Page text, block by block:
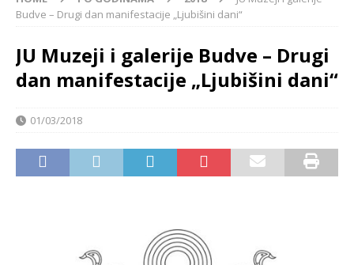
Budve – Drugi dan manifestacije „Ljubišini dani“
JU Muzeji i galerije Budve – Drugi
dan manifestacije „Ljubišini dani“
01/03/2018